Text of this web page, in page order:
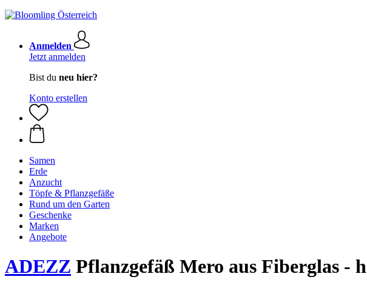
Anmelden
Jetzt anmelden
Bist du neu hier?
Konto erstellen
Samen
Erde
Anzucht
Töpfe & Pflanzgefäße
Rund um den Garten
Geschenke
Marken
Angebote
ADEZZ Pflanzgefäß Mero aus Fiberglas -